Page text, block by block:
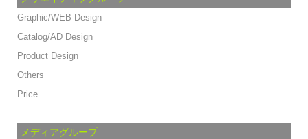
Graphic/WEB Design
Catalog/AD Design
Product Design
Others
Price
メディアグループ